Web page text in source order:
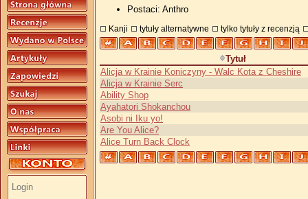
Postaci: Anthro
Kanji tytuły alternatywne tylko tytuły z recenzją
Tytuł
Alicja w Krainie Koniczyny - Walc Kota z Cheshire
Alicja w Krainie Serc
Ability Shop
Ayahatori Shokanchou
Asobi ni Iku yo!
Are You Alice?
Alice Turn Back Clock